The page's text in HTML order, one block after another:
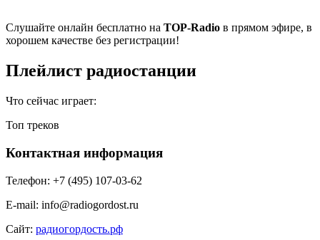
Cлушайте онлайн бесплатно на TOP-Radio в прямом эфире, в
хорошем качестве без регистрации!
Плейлист радиостанции
Что сейчас играет:
Топ треков
Контактная информация
Телефон: +7 (495) 107-03-62
E-mail: info@radiogordost.ru
Сайт: радиогордость.рф